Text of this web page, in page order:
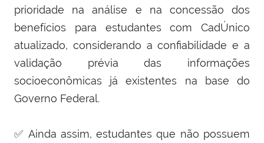
prioridade na análise e na concessão dos
benefícios para estudantes com CadÚnico
atualizado, considerando a confiabilidade e a
validação prévia das informações
socioeconômicas já existentes na base do
Governo Federal.
✅ Ainda assim, estudantes que não possuem